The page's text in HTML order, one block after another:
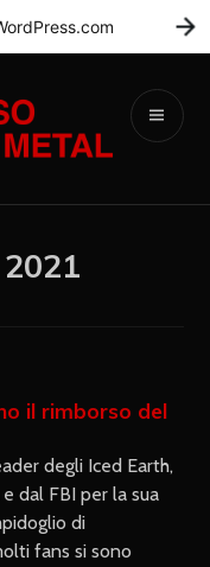
Rock &
il rimborso del
degli Iced Earth,
dal FBI per la sua
di
fans si sono